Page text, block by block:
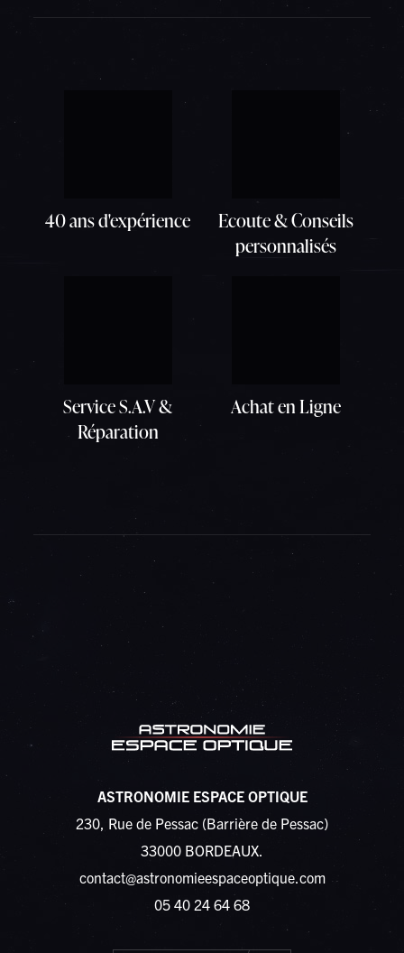
40 ans d'expérience
Ecoute & Conseils
personnalisés
Service S.A.V &
Réparation
Achat en Ligne
ASTRONOMIE ESPACE OPTIQUE
230, Rue de Pessac (Barrière de Pessac)
33000 BORDEAUX.
contact@astronomieespaceoptique.com
05 40 24 64 68